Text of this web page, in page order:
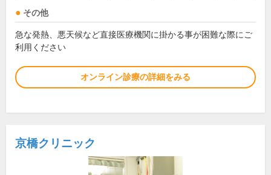
その他
急な発熱、悪天候など直接医療機関に掛かる事が困難な際にご
利用ください
オンライン診療の詳細をみる
京橋クリニック